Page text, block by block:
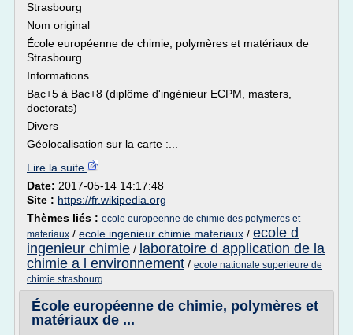
Strasbourg
Nom original
École européenne de chimie, polymères et matériaux de
Strasbourg
Informations
Bac+5 à Bac+8 (diplôme d'ingénieur ECPM, masters,
doctorats)
Divers
Géolocalisation sur la carte :...
Lire la suite
Date: 2017-05-14 14:17:48
Site : https://fr.wikipedia.org
Thèmes liés : ecole europeenne de chimie des polymeres et
materiaux / ecole ingenieur chimie materiaux / ecole d
ingenieur chimie / laboratoire d application de la
chimie a l environnement / ecole nationale superieure de
chimie strasbourg
École européenne de chimie, polymères et
matériaux de ...